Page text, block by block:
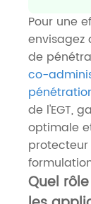
Pour une
envisagez
de
co-
de l'EGT,
optimale
Quel